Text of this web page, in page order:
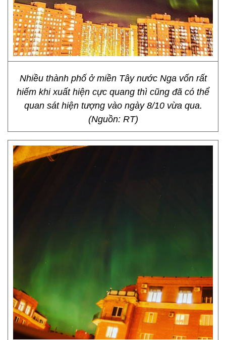
Nhiều thành phố ở miền Tây nước Nga vốn rất
hiếm khi xuất hiện cực quang thì cũng đã có thể
quan sát hiện tượng vào ngày 8/10 vừa qua.
(Nguồn: RT)